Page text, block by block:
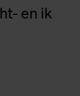
en ik